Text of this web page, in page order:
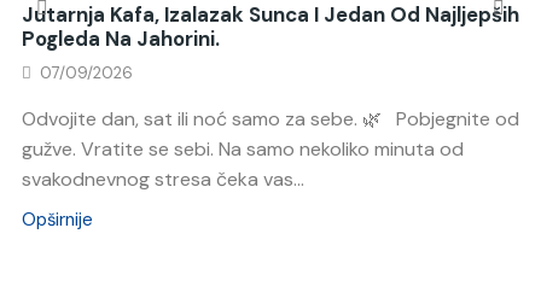
Jutarnja Kafa, Izalazak Sunca I Jedan Od Najljepših
Pogleda Na Jahorini.
07/09/2026
Odvojite dan, sat ili noć samo za sebe. 🌿 Pobjegnite od
gužve. Vratite se sebi. Na samo nekoliko minuta od
svakodnevnog stresa čeka vas...
Opširnije